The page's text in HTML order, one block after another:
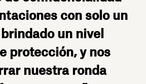
con solo un
un nivel
protección, y nos
nuestra ronda